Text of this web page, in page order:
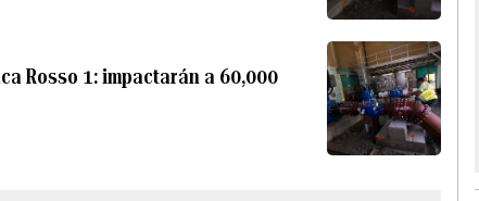
Rosso 1: impactarán a 60,000